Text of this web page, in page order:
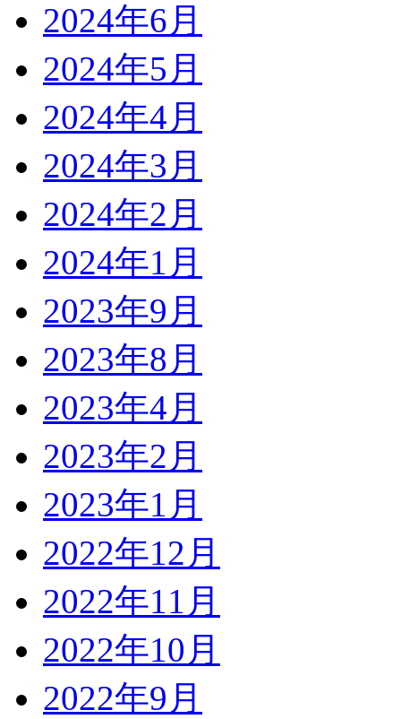
2024年6月
2024年5月
2024年4月
2024年3月
2024年2月
2024年1月
2023年9月
2023年8月
2023年4月
2023年2月
2023年1月
2022年12月
2022年11月
2022年10月
2022年9月